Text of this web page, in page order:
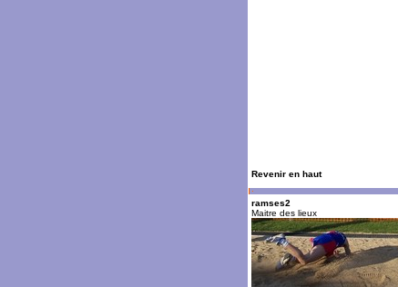
Revenir en haut
ramses2
Maitre des lieux